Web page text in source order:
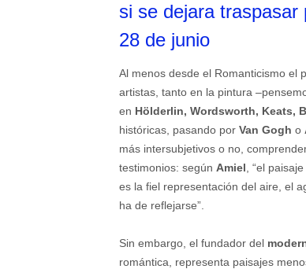
si se dejara
28 de junio
Al menos desde el Romanticismo el
artistas, tanto en la pintura
en Hölderlin, Wordsworth, Keats,
históricas, pasando por Van Gogh o
más intersubjetivos o no,
testimonios: según Amiel , “el
es la fiel representación del aire, el
ha de reflejarse”.
Sin embargo, el fundador del
romántica, representa paisajes